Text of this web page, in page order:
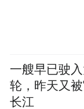
润感活水芯
能 40%，并
星奖项。
一艘早已驶
轮，昨天又
长江